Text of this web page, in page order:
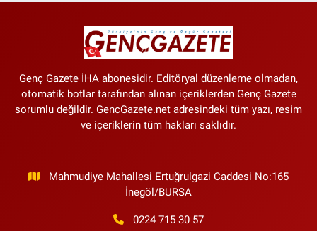
Genç Gazete İHA abonesidir. Editöryal düzenleme olmadan,
otomatik botlar tarafından alınan içeriklerden Genç Gazete
sorumlu değildir. GencGazete.net adresindeki tüm yazı, resim
ve içeriklerin tüm hakları saklıdır.
Mahmudiye Mahallesi Ertuğrulgazi Caddesi No:165
İnegöl/BURSA
0224 715 30 57